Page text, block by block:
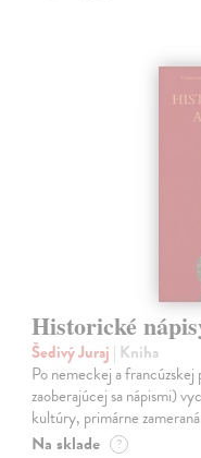
Historické
Šedivý Juraj | Kniha
Po nemeckej a
zaoberajúcej sa nápismi)
kultúry, primárne
Na sklade ?